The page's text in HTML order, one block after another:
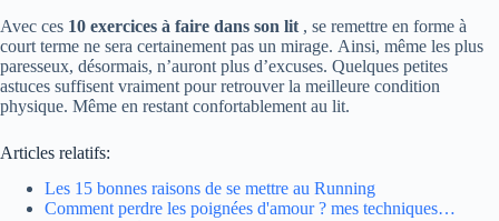
Avec ces 10 exercices à faire dans son lit , se remettre en forme à
court terme ne sera certainement pas un mirage. Ainsi, même les plus
paresseux, désormais, n’auront plus d’excuses. Quelques petites
astuces suffisent vraiment pour retrouver la meilleure condition
physique. Même en restant confortablement au lit.
Articles relatifs:
Les 15 bonnes raisons de se mettre au Running
Comment perdre les poignées d'amour ? mes techniques…